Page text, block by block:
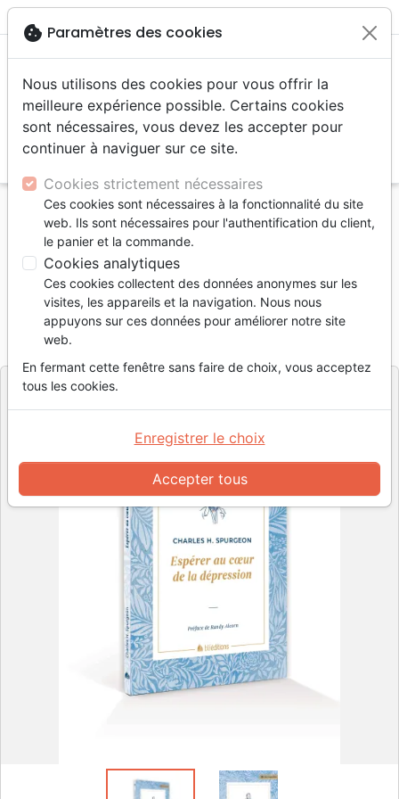
menu
Accueil Livres
Souffrance, Relation d'aide
Dépression
Espérer au cœur de la dépression
Espérer au cœur de la dépression
Auteur :Charles Haddon Spurgeon
RéférenceBLF7144 EAN9782386571442
Editeur BLF Éditions
cookie Paramètres des cookies
Nous utilisons des cookies pour vous offrir la
meilleure expérience possible. Certains cookies
sont nécessaires, vous devez les accepter pour
continuer à naviguer sur ce site.
Cookies strictement nécessaires
Ces cookies sont nécessaires à la fonctionnalité du site
web. Ils sont nécessaires pour l'authentification du client,
le panier et la commande.
Cookies analytiques
Ces cookies collectent des données anonymes sur les
visites, les appareils et la navigation. Nous nous
appuyons sur ces données pour améliorer notre site
web.
En fermant cette fenêtre sans faire de choix, vous acceptez
tous les cookies.
Accepter tous
Enregistrer le choix